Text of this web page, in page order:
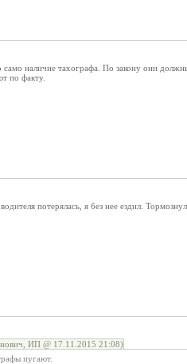
наличие тахографа. По закону они
по факту.
потерялась, я без нее ездил.
ИП @ 17.11.2015 21:08)
пугают.